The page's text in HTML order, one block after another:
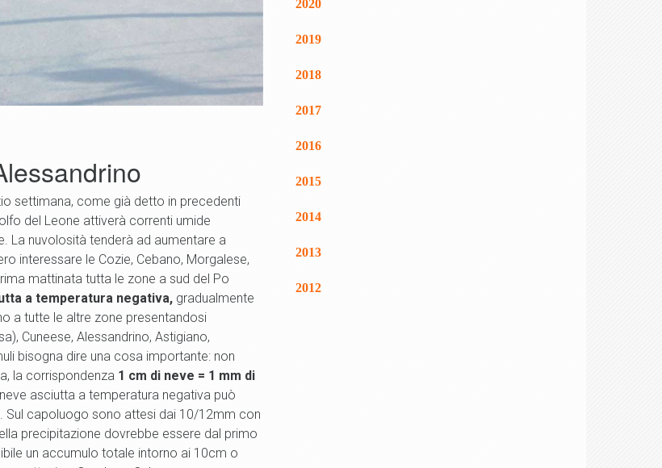
settimana, come già detto in precedenti
del Leone attiverà correnti umide
La nuvolosità tenderà ad aumentare a
interessare le Cozie, Cebano, Morgalese,
mattinata tutta le zone a sud del Po
a temperatura negativa, gradualmente
a tutte le altre zone presentandosi
Cuneese, Alessandrino, Astigiano,
bisogna dire una cosa importante: non
la corrispondenza 1 cm di neve = 1 mm di
asciutta a temperatura negativa può
Sul capoluogo sono attesi dai 10/12mm con
precipitazione dovrebbe essere dal primo
un accumulo totale intorno ai 10cm o
2020
2019
2018
2017
2016
2015
2014
2013
2012